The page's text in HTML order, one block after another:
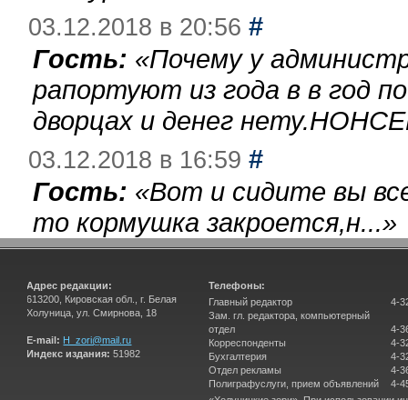
03.12.2018 в 20:56 #
Гость: «Почему у
рапортуют из года в в год
дворцах и денег
03.12.2018 в 16:59 #
Гость: «Вот и сидите вы
то кормушка закроется,н...»
Адрес редакции:
613200, Кировская обл., г. Белая
Холуница, ул. Смирнова, 18
E-mail: H_zori@mail.ru
Индекс издания: 51982
Телефоны:
Главный редактор
Зам. гл. редактора, компьютерный
отдел
Корреспонденты
Бухгалтерия
Отдел рекламы
Полиграфуслуги, прием объявлений
4-
4-
4-
4-
4-
4-